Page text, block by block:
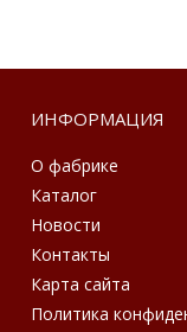
ИНФОРМАЦИЯ
О фабрике
Каталог
Новости
Контакты
Карта сайта
Политика